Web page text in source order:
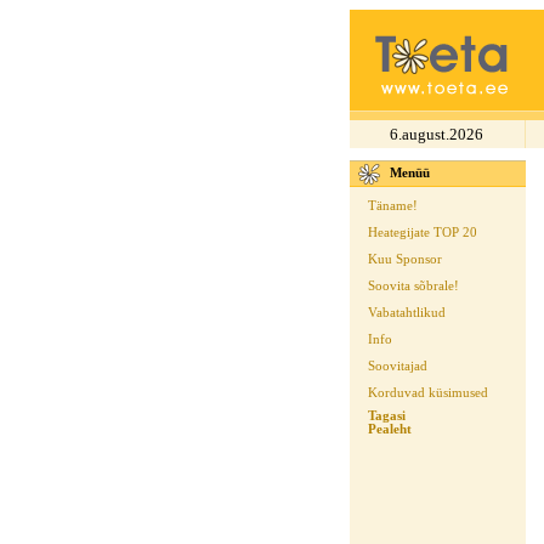
6.august.2026
Menüü
Täname!
Heategijate TOP 20
Kuu Sponsor
Soovita sõbrale!
Vabatahtlikud
Info
Soovitajad
Korduvad küsimused
Tagasi
Pealeht